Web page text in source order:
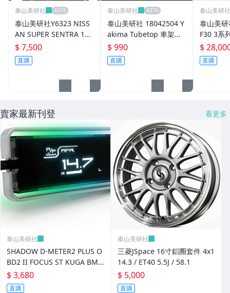
卡鉗組
車燈
日行燈
鋁圈
Mustang野馬
LUXGEN/納智捷
tesla model/特斯拉
其它
泰山美研社
泰山美研社Y6323 NISS
AN SUPER SENTRA 14-
15年 LED 黑底尾燈一組
台灣製造精品
$ 7,500
直購
泰山美研社
泰山美研社 18042504 Y
akima Tubetop 車架固
定支架.公路車.登山車
(依當月報價為主)
$ 990
直購
泰山美研社
泰山美
F30 3系
328 外
價
$
直購
賣家最新刊登 看更多
泰山美研社
￼SHADOW D-METER2 PLUS O
BD2 II FOCUS ST KUGA BM
W G20 變速箱油溫
$ 3,680
直購
泰山美研社
三菱JSpace 16寸鋁圈套件 4x1
14.3 / ET40 5.5J / 58.1
$ 5,000
直購